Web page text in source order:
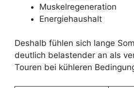
Muskelregeneration
Energiehaushalt
Deshalb fühlen sich lange
deutlich belastender an als
Touren bei kühleren